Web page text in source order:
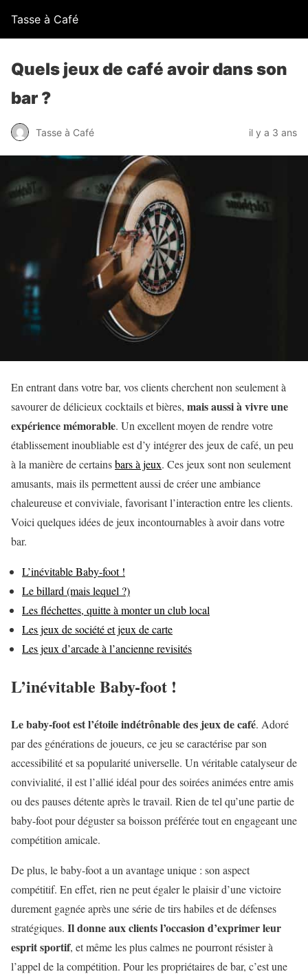
Tasse à Café
Quels jeux de café avoir dans son
bar ?
Tasse à Café il y a 3 ans
En entrant dans votre bar, vos clients cherchent non seulement à
savourer de délicieux cocktails et bières, mais aussi à vivre une
expérience mémorable. Un excellent moyen de rendre votre
établissement inoubliable est d’y intégrer des jeux de café, un peu
à la manière de certainsbars à jeux. Ces jeux sont non seulement
amusants, mais ils permettent aussi de créer une ambiance
chaleureuse et conviviale, favorisant l’interaction entre les clients.
Voici quelques idées de jeux incontournables à avoir dans votre
bar.
L’inévitable Baby-foot !
Le billard (mais lequel ?)
Les fléchettes, quitte à monter un club local
Les jeux de société et jeux de carte
Les jeux d’arcade à l’ancienne revisités
L’inévitable Baby-foot !
Le baby-foot est l’étoile indétrônable des jeux de café. Adoré
par des générations de joueurs, ce jeu se caractérise par son
accessibilité et sa popularité universelle. Un véritable catalyseur de
convivialité, il est l’allié idéal pour des soirées animées entre amis
ou des pauses détente après le travail. Rien de tel qu’une partie de
baby-foot pour déguster sa boisson préférée tout en engageant une
compétition amicale.
De plus, le baby-foot a un avantage unique : son aspect
compétitif. En effet, rien ne peut égaler le plaisir d’une victoire
durement gagnée après une série de tirs habiles et de défenses
stratégiques. Il donne aux clients l’occasion d’exprimer leur
esprit sportif, et même les plus calmes ne pourront résister à
l’appel de la compétition. Pour les propriétaires de bar, c’est une